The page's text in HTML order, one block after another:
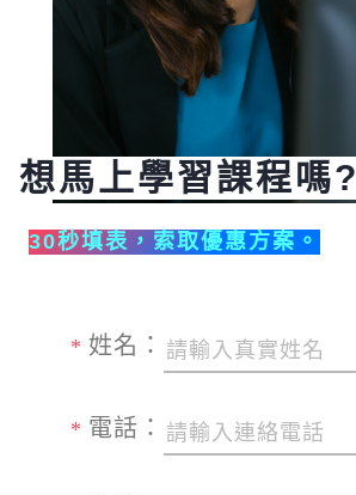
想馬上學習課程嗎?
30秒填表，索取優惠方案。
* 姓名：
* 電話：